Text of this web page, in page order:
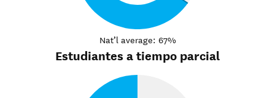
Nat’l average: 67%
Estudiantes a tiempo parcial